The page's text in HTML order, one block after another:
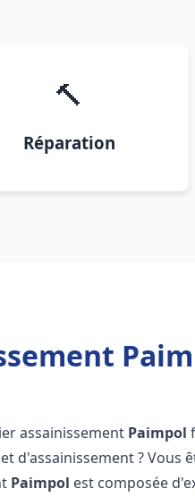
🔨
Réparation
assainissement Paimpol
d'assainissement ? Vous
Paimpol est composée